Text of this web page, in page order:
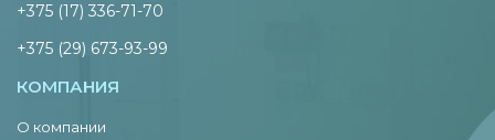
+375 (17) 336-71-70
+375 (29) 673-93-99
КОМПАНИЯ
О компании